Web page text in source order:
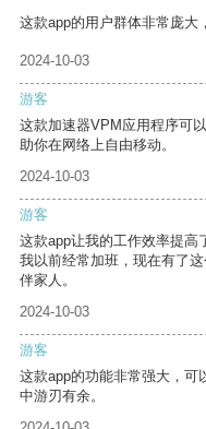
这款app的用户群体非常庞大
2024-10-03
游客
这款加速器VPM应用程序可
助你在网络上自由移动。
2024-10-03
游客
这款app让我的工作效率提高
我以前经常加班，现在有了
伴家人。
2024-10-03
游客
这款app的功能非常强大，可
中游刃有余。